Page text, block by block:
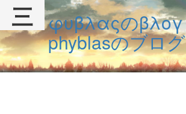
φυβλαςのβλογ
phyblasのブログ
三